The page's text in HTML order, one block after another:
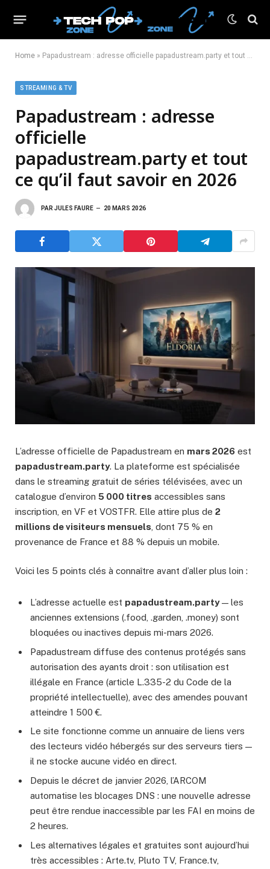
Home » Papadustream : adresse officielle papadustream.party et tout ce qu’il faut savoir en 2026
STREAMING & TV
Papadustream : adresse
officielle
papadustream.party et tout
ce qu’il faut savoir en 2026
PAR JULES FAURE 20 MARS 2026
L’adresse officielle de Papadustream en mars 2026 est
papadustream.party. La plateforme est spécialisée
dans le streaming gratuit de séries télévisées, avec un
catalogue d’environ 5 000 titres accessibles sans
inscription, en VF et VOSTFR. Elle attire plus de 2
millions de visiteurs mensuels , dont 75 % en
provenance de France et 88 % depuis un mobile.
Voici les 5 points clés à connaître avant d’aller plus loin :
L’adresse actuelle est papadustream.party— les
anciennes extensions (.food, .garden, .money) sont
bloquées ou inactives depuis mi-mars 2026.
Papadustream diffuse des contenus protégés sans
autorisation des ayants droit : son utilisation est
illégale en France (article L.335-2 du Code de la
propriété intellectuelle), avec des amendes pouvant
atteindre 1 500 €.
Le site fonctionne comme un annuaire de liens vers
des lecteurs vidéo hébergés sur des serveurs tiers —
il ne stocke aucune vidéo en direct.
Depuis le décret de janvier 2026, l’ARCOM
automatise les blocages DNS : une nouvelle adresse
peut être rendue inaccessible par les FAI en moins de
2 heures.
Les alternatives légales et gratuites sont aujourd’hui
très accessibles : Arte.tv, Pluto TV, France.tv,